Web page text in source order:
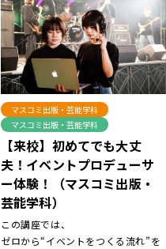
マスコミ出版・芸能学科
マスコミ出版・芸能学科
【来校】初めてでも大丈
夫！イベントプロデューサ
ー体験！（マスコミ出版・
芸能学科）
この講座では、
ゼロから“イベントをつくる流れ”を